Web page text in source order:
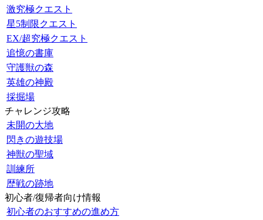
激究極クエスト
星5制限クエスト
EX/超究極クエスト
追憶の書庫
守護獣の森
英雄の神殿
採掘場
チャレンジ攻略
未開の大地
閃きの遊技場
神獣の聖域
訓練所
歴戦の跡地
初心者/復帰者向け情報
初心者のおすすめの進め方